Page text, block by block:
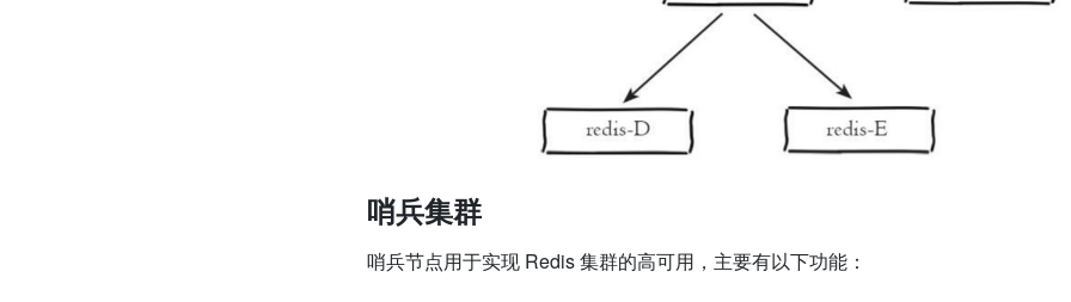
哨兵集群
哨兵节点用于实现 Redis集群的高可用，主要有以下功能：